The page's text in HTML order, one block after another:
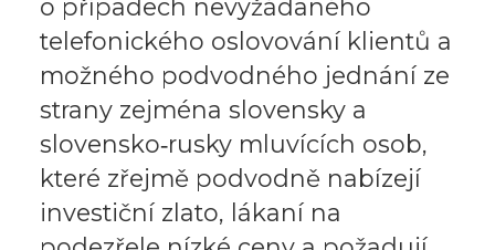
o případech nevyžádaného
telefonického oslovování klientů a
možného podvodného jednání ze
strany zejména slovensky a
slovensko‑rusky mluvících osob,
které zřejmě podvodně nabízejí
investiční zlato, lákaní na